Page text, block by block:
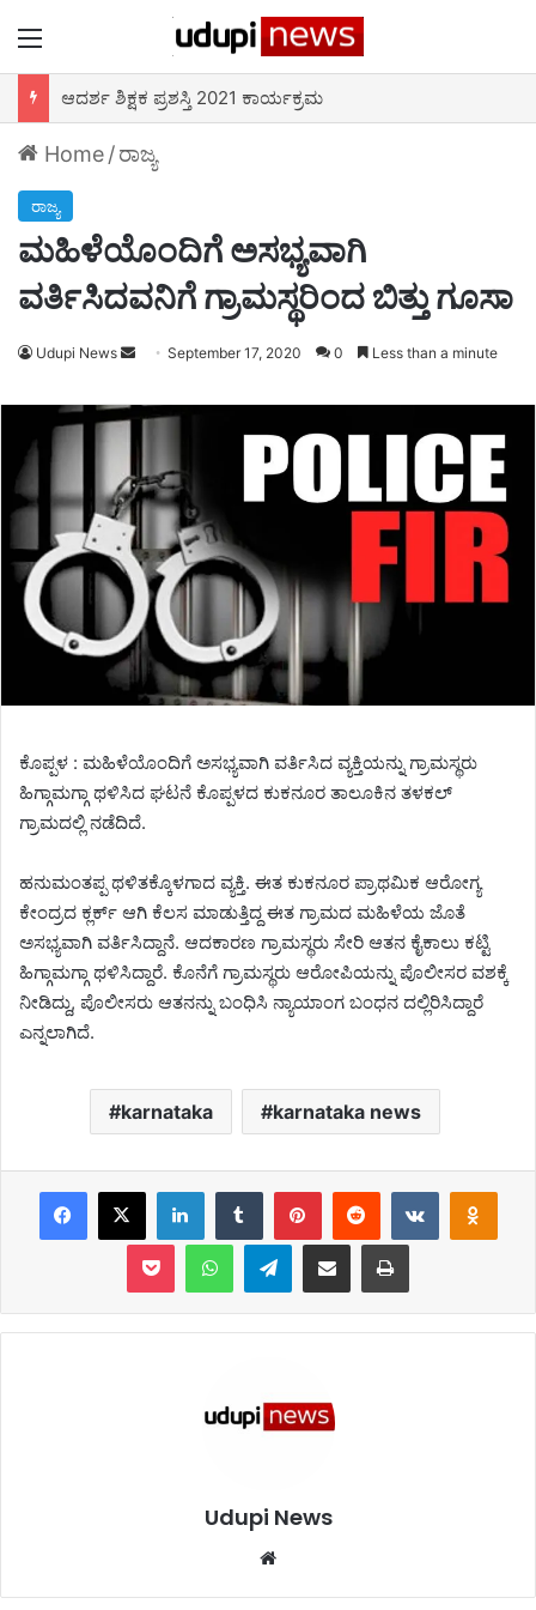
ಆದರ್ಶ ಶಿಕ್ಷಕ ಪ್ರಶಸ್ತಿ 2021 ಕಾರ್ಯಕ್ರಮ
Home/ರಾಜ್ಯ
ರಾಜ್ಯ
ಮಹಿಳೆಯೊಂದಿಗೆ ಅಸಭ್ಯವಾಗಿ
ವರ್ತಿಸಿದವನಿಗೆ ಗ್ರಾಮಸ್ಥರಿಂದ ಬಿತ್ತು ಗೂಸಾ
Udupi News
Send
email
September 17, 2020 0 Less than a minute
ಕೊಪ್ಪಳ : ಮಹಿಳೆಯೊಂದಿಗೆ ಅಸಭ್ಯವಾಗಿ ವರ್ತಿಸಿದ ವ್ಯಕ್ತಿಯನ್ನು ಗ್ರಾಮಸ್ಥರು
ಹಿಗ್ಗಾಮಗ್ಗಾ ಥಳಿಸಿದ ಘಟನೆ ಕೊಪ್ಪಳದ ಕುಕನೂರ ತಾಲೂಕಿನ ತಳಕಲ್
ಗ್ರಾಮದಲ್ಲಿ ನಡೆದಿದೆ.
ಹನುಮಂತಪ್ಪ ಥಳಿತಕ್ಕೊಳಗಾದ ವ್ಯಕ್ತಿ. ಈತ ಕುಕನೂರ ಪ್ರಾಥಮಿಕ ಆರೋಗ್ಯ
ಕೇಂದ್ರದ ಕ್ಲರ್ಕ್ ಆಗಿ ಕೆಲಸ ಮಾಡುತ್ತಿದ್ದ ಈತ ಗ್ರಾಮದ ಮಹಿಳೆಯ ಜೊತೆ
ಅಸಭ್ಯವಾಗಿ ವರ್ತಿಸಿದ್ದಾನೆ. ಆದಕಾರಣ ಗ್ರಾಮಸ್ಥರು ಸೇರಿ ಆತನ ಕೈಕಾಲು ಕಟ್ಟಿ
ಹಿಗ್ಗಾಮಗ್ಗಾ ಥಳಿಸಿದ್ದಾರೆ. ಕೊನೆಗೆ ಗ್ರಾಮಸ್ಥರು ಆರೋಪಿಯನ್ನು ಪೊಲೀಸರ ವಶಕ್ಕೆ
ನೀಡಿದ್ದು, ಪೊಲೀಸರು ಆತನನ್ನು ಬಂಧಿಸಿ ನ್ಯಾಯಾಂಗ ಬಂಧನ ದಲ್ಲಿರಿಸಿದ್ದಾರೆ
ಎನ್ನಲಾಗಿದೆ.
karnataka karnataka news
Facebook X LinkedIn Tumblr Pinterest Reddit VKontakte Odnoklassniki
Pocket WhatsApp Telegram Share via Email Print
Udupi News